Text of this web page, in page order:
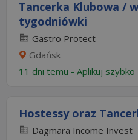
Tancerka Klubowa /
tygodniówki
Gastro Protect
Gdańsk
11 dni temu - Aplikuj szybko
Hostessy oraz
Dagmara Income Invest